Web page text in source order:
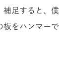
補足すると、僕
板をハンマーで